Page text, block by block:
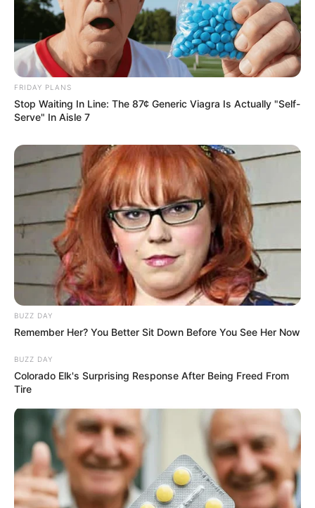
FRIDAY PLANS
Stop Waiting In Line: The 87¢ Generic Viagra Is Actually "Self-
Serve" In Aisle 7
BUZZ DAY
Remember Her? You Better Sit Down Before You See Her Now
BUZZ DAY
Colorado Elk's Surprising Response After Being Freed From
Tire